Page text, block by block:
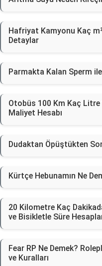
Hafriyat Kamyonu Kaç
Detaylar
Parmakta Kalan Sperm ile
Otobüs 100 Km Kaç
Maliyet Hesabı
Dudaktan Öpüştükten
Kürtçe Hebunamın Ne
20 Kilometre Kaç
ve Bisikletle Süre
Fear RP Ne Demek?
ve Kuralları